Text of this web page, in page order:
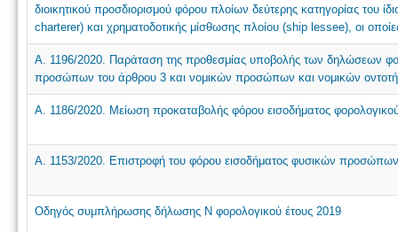
διοικητικού προσδιορισμού φόρου πλοίων δεύτερης κατηγορίας του
charterer) και χρηματοδοτικής μίσθωσης πλοίου (ship lessee), οι
Α. 1196/2020. Παράταση της προθεσμίας υποβολής των δηλώσεων
προσώπων του άρθρου 3 και νομικών προσώπων και νομικών
Α. 1186/2020. Μείωση προκαταβολής φόρου εισοδήματος
Α. 1153/2020. Επιστροφή του φόρου εισοδήματος φυσικών
Οδηγός συμπλήρωσης δήλωσης Ν φορολογικού έτους 2019